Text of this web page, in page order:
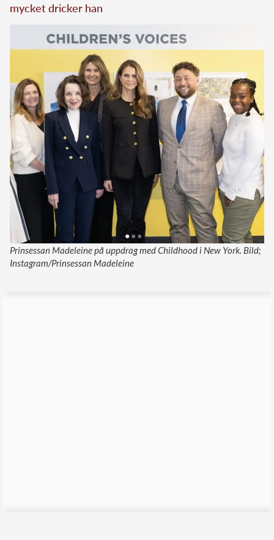
mycket dricker han
Prinsessan Madeleine på uppdrag med Childhood i New York. Bild;
Instagram/Prinsessan Madeleine